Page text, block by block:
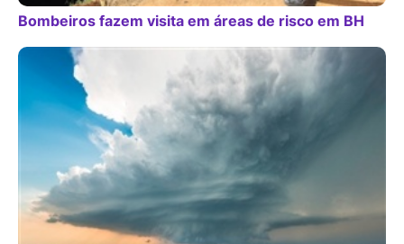
Bombeiros fazem visita em áreas de risco em BH